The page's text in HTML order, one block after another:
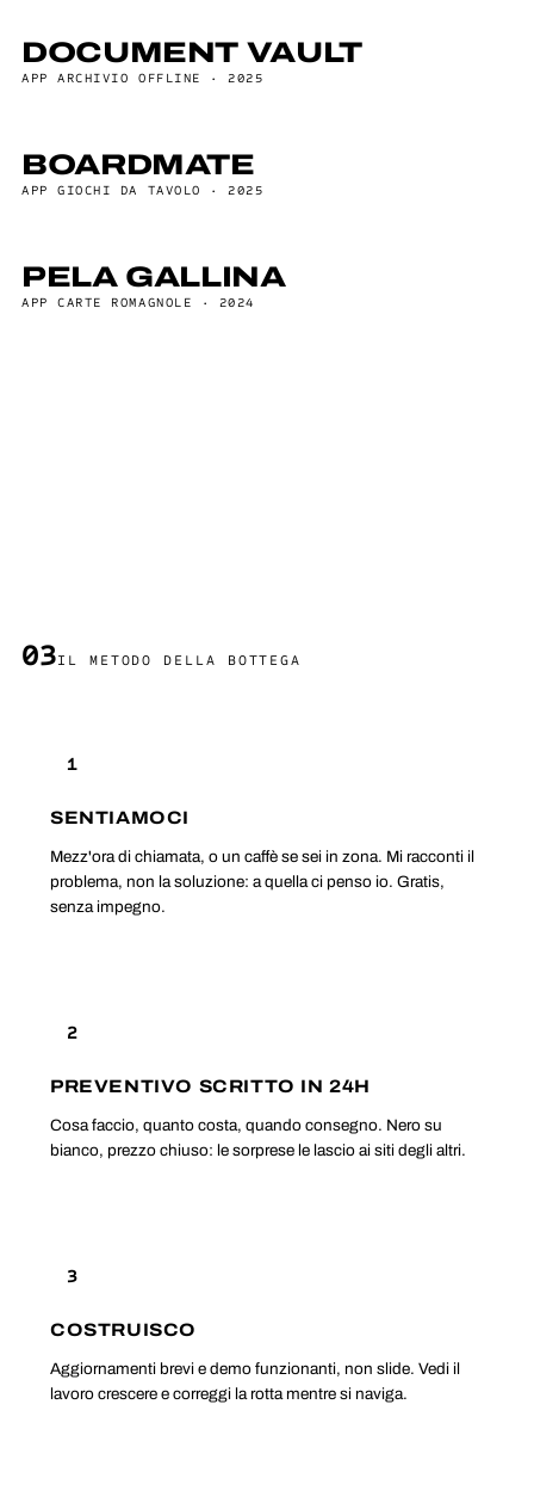
DOCUMENT VAULT
APP ARCHIVIO OFFLINE · 2025
BOARDMATE
APP GIOCHI DA TAVOLO · 2025
PELA GALLINA
APP CARTE ROMAGNOLE · 2024
03IL METODO DELLA BOTTEGA
1
SENTIAMOCI
Mezz'ora di chiamata, o un caffè se sei in zona. Mi racconti il
problema, non la soluzione: a quella ci penso io. Gratis,
senza impegno.
2
PREVENTIVO SCRITTO IN 24H
Cosa faccio, quanto costa, quando consegno. Nero su
bianco, prezzo chiuso: le sorprese le lascio ai siti degli altri.
3
COSTRUISCO
Aggiornamenti brevi e demo funzionanti, non slide. Vedi il
lavoro crescere e correggi la rotta mentre si naviga.